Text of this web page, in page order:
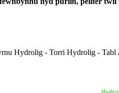
Hydrolig - Torri Hydrolig - Tabl